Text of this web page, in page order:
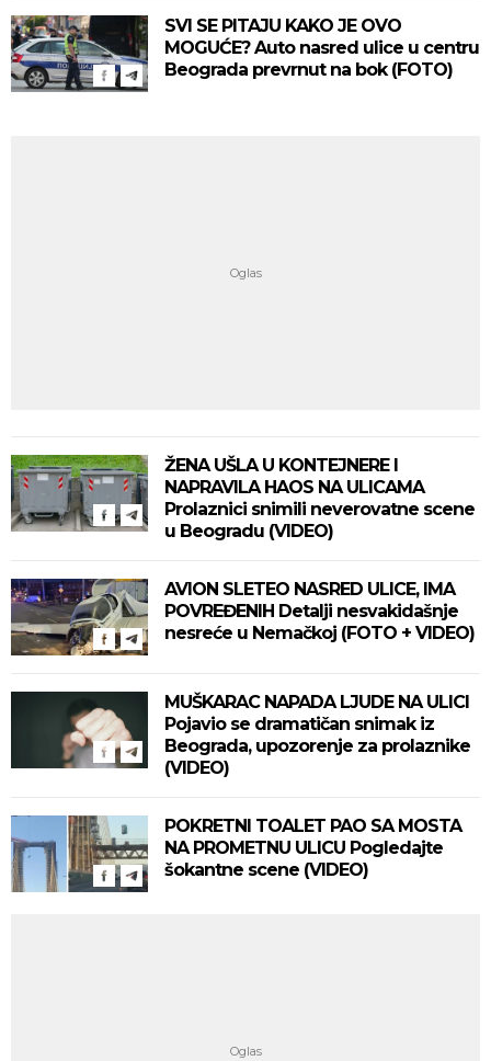
SVI SE PITAJU KAKO JE OVO
MOGUĆE? Auto nasred ulice u centru
Beograda prevrnut na bok (FOTO)
ŽENA UŠLA U KONTEJNERE I
NAPRAVILA HAOS NA ULICAMA
Prolaznici snimili neverovatne scene
u Beogradu (VIDEO)
AVION SLETEO NASRED ULICE, IMA
POVREĐENIH Detalji nesvakidašnje
nesreće u Nemačkoj (FOTO + VIDEO)
MUŠKARAC NAPADA LJUDE NA ULICI
Pojavio se dramatičan snimak iz
Beograda, upozorenje za prolaznike
(VIDEO)
POKRETNI TOALET PAO SA MOSTA
NA PROMETNU ULICU Pogledajte
šokantne scene (VIDEO)